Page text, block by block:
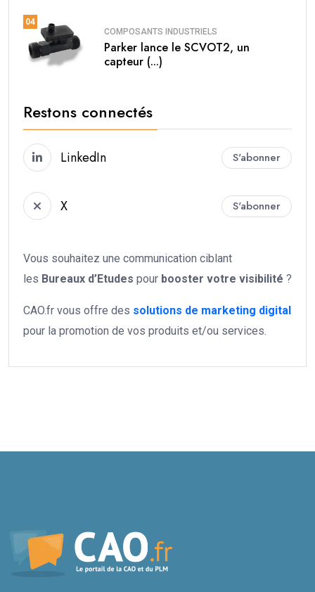
04
COMPOSANTS INDUSTRIELS
Parker lance le SCVOT2, un
capteur (...)
Restons connectés
LinkedIn S'abonner
X S'abonner
Vous souhaitez une communication ciblant
les Bureaux d’Etudes pour booster votre visibilité ?
CAO.fr vous offre des solutions de marketing digital
pour la promotion de vos produits et/ou services.